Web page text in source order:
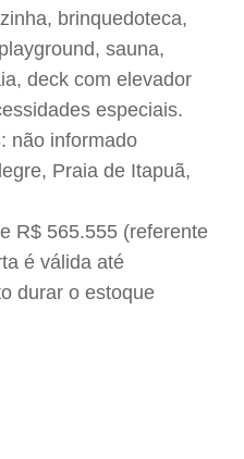
brinquedoteca,
sauna,
deck com elevador
especiais.
: não informado
Praia de Itapuã,
R$ 565.555 (referente
é válida até
durar o estoque